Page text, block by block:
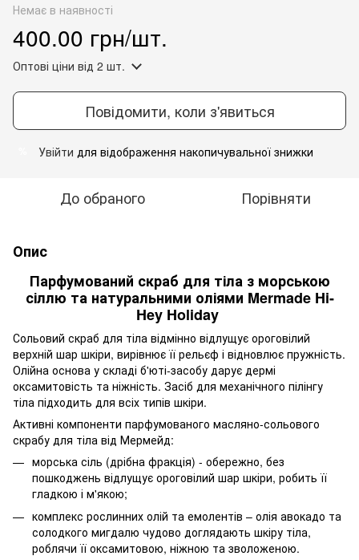
Немає в наявності
400.00 грн/шт.
Оптові ціни від 2 шт.
Повідомити, коли з'явиться
Увійти для відображення накопичувальної знижки
До обраного Порівняти
Опис
Парфумований скраб для тіла з морською
сіллю та натуральними оліями Mermade Hi-
Hey Holiday
Сольовий скраб для тіла відмінно відлущує ороговілий
верхній шар шкіри, вирівнює її рельєф і відновлює пружність.
Олійна основа у складі б'юті-засобу дарує дермі
оксамитовість та ніжність. Засіб для механічного пілінгу
тіла підходить для всіх типів шкіри.
Активні компоненти парфумованого масляно-сольового
скрабу для тіла від Мермейд:
морська сіль (дрібна фракція) - обережно, без
пошкоджень відлущує ороговілий шар шкіри, робить її
гладкою і м'якою;
комплекс рослинних олій та емолентів – олія авокадо та
солодкого мигдалю чудово доглядають шкіру тіла,
роблячи її оксамитовою, ніжною та зволоженою.